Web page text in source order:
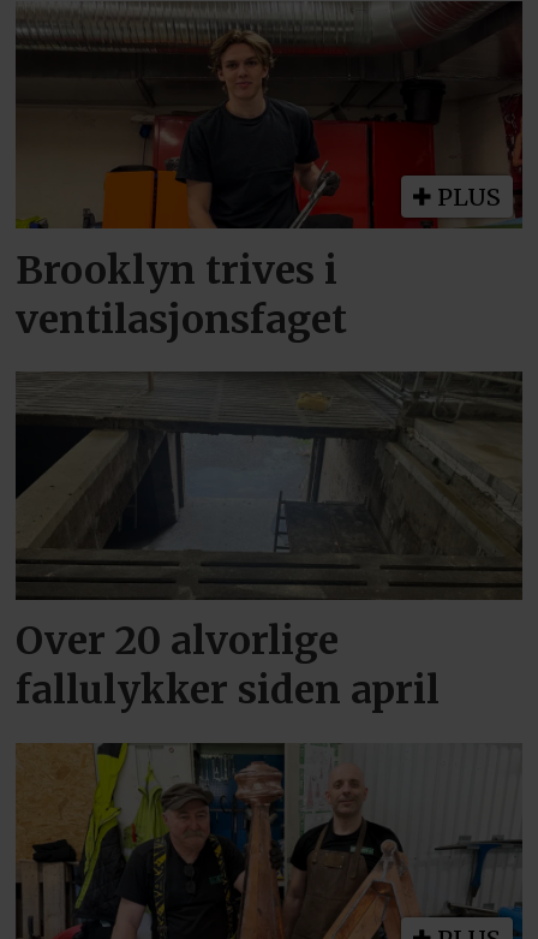
PLUS
Brooklyn trives i
ventilasjonsfaget
Over 20 alvorlige
fallulykker siden april